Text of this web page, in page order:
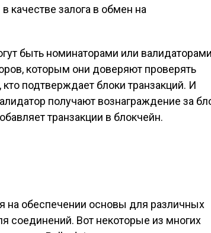
качестве залога в обмен на
быть номинаторами или
которым они доверяют проверять
подтверждает блоки транзакций. И
получают вознаграждение за
транзакции в блокчейн.
на обеспечении основы для различных
соединений. Вот некоторые из многих